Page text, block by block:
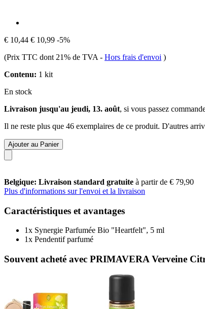
€ 10,44 € 10,99 -5%
(Prix TTC dont 21% de TVA - Hors frais d'envoi )
Contenu: 1 kit
En stock
Livraison jusqu'au jeudi, 13. août, si vous passez
Il ne reste plus que 46 exemplaires de ce produit. D'autres
Ajouter au Panier
Belgique: Livraison standard gratuite à partir de € 79,90
Plus d'informations sur l'envoi et la livraison
Caractéristiques et avantages
1x Synergie Parfumée Bio "Heartfelt", 5 ml
1x Pendentif parfumé
Souvent acheté avec PRIMAVERA Verveine